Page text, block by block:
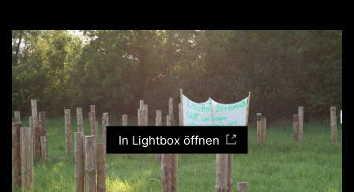
In Lightbox öffnen